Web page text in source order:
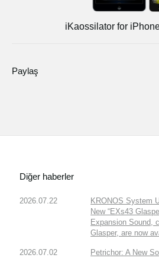
iKaossilator for
Paylaş
Diğer haberler
2026.07.22
KRONOS System
New “EXs43
Expansion Sound,
Glasper, are now
2026.07.02
Petrichor: A New